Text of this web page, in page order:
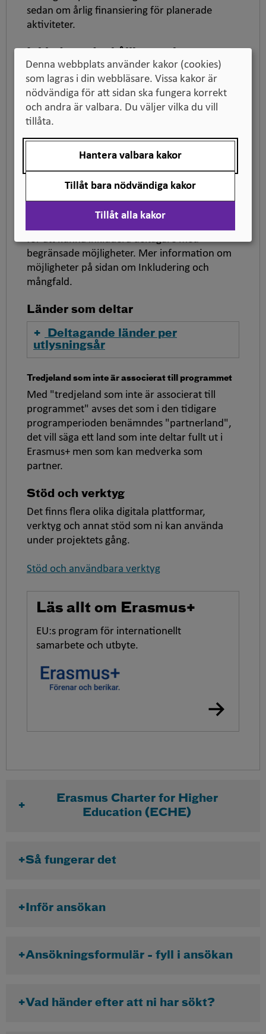
sedan om årlig finansiering för planerade
aktiviteter.
digitaliserat
Lärosäten som deltar ska arbeta i enlighet
enlighet med Erasmus+ grundläggande
principer och prioriterade områden:
inkludering och mångfald, miljömässigt
hållbara och ansvarsfulla metoder, den digitala
omställningen och deltagande i det
demokratiska livet.
för att kunna inkludera deltagare med
begränsade möjligheter. Mer information om
möjligheter på sidan om Inkludering och
mångfald.
Länder som deltar
Deltagande länder per
utlysningsår
Tredjeland som inte är associerat till programmet
Med "tredjeland som inte är associerat till
programmet" avses det som i den tidigare
programperioden benämndes "partnerland",
det vill säga ett land som inte deltar fullt ut i
Erasmus+ men som kan medverka som
partner.
Stöd och verktyg
Det finns flera olika digitala plattformar,
verktyg och annat stöd som ni kan använda
under projektets gång.
Stöd och användbara verktyg
Läs allt om Erasmus+
EU:s program för internationellt
samarbete och utbyte.
Erasmus Charter for Higher
Education (ECHE)
Så fungerar det
Inför ansökan
Ansökningsformulär - fyll i ansökan
Vad händer efter att ni har sökt?
Denna webbplats använder kakor (cookies)
som lagras i din webbläsare. Vissa kakor är
nödvändiga för att sidan ska fungera korrekt
och andra är valbara. Du väljer vilka du vill
tillåta.
Hantera valbara kakor
Tillåt bara nödvändiga kakor
Tillåt alla kakor